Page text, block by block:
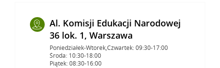
Al. Komisji Edukacji Narodowej
36 lok. 1, Warszawa
Poniedziałek-Wtorek,Czwartek: 09:30-17:00
Środa: 10:30-18:00
Piątek: 08:30-16:00